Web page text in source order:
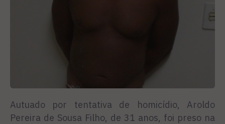
Autuado por tentativa de homicídio, Aroldo
Pereira de Sousa Filho, de 31 anos, foi preso na